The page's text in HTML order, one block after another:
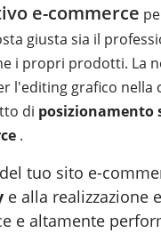
e-commerce
giusta sia il
i propri prodotti. La
l'editing grafico nella
di posizionamento
.
tuo sito e-
e alla realizzazione
e altamente